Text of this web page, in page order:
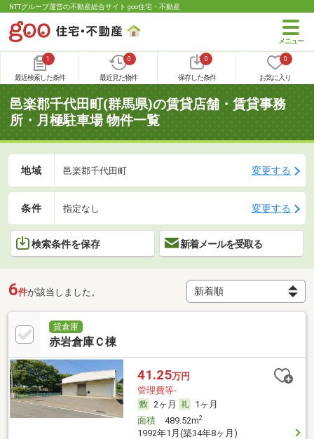
NTTグループ運営の不動産総合サイト goo住宅・不動産
1
最近検索した条件
0
最近見た物件
0
保存した条件
0
お気に入り
邑楽郡千代田町(群馬県)の賃貸店舗・賃貸事務
所・月極駐車場 物件一覧
地域 邑楽郡千代田町 変更する
条件 指定なし 変更する
検索条件を保存 新着メールを受取る
6件が該当しました。
貸倉庫
赤岩倉庫Ｃ棟
41.25万円
管理費等-
2ヶ月
1ヶ月
面積489.52m2
1992年1月(築34年8ヶ月)